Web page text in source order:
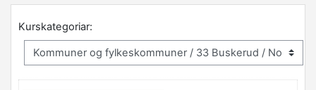
Kurskategoriar: